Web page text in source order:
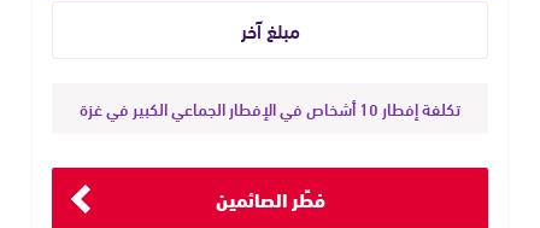
تكلفة إفطار 10 أشخاص في الإفطار الجماعي الكبير في غزة
فطِّر الصائمين